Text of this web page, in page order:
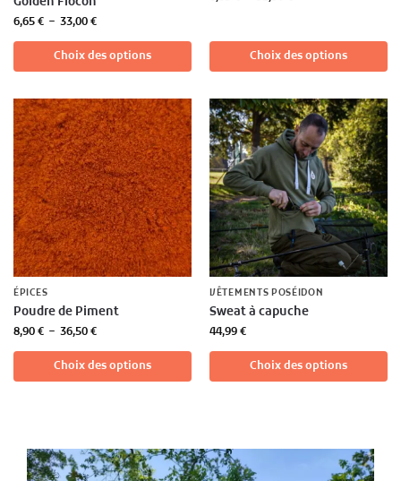
6,65€ – 33,00€
Choix des options Choix des options
ÉPICES
Poudre de Piment
8,90€ – 36,50€
Choix des options
VÊTEMENTS POSÉIDON
Sweat à capuche
44,99€
Choix des options